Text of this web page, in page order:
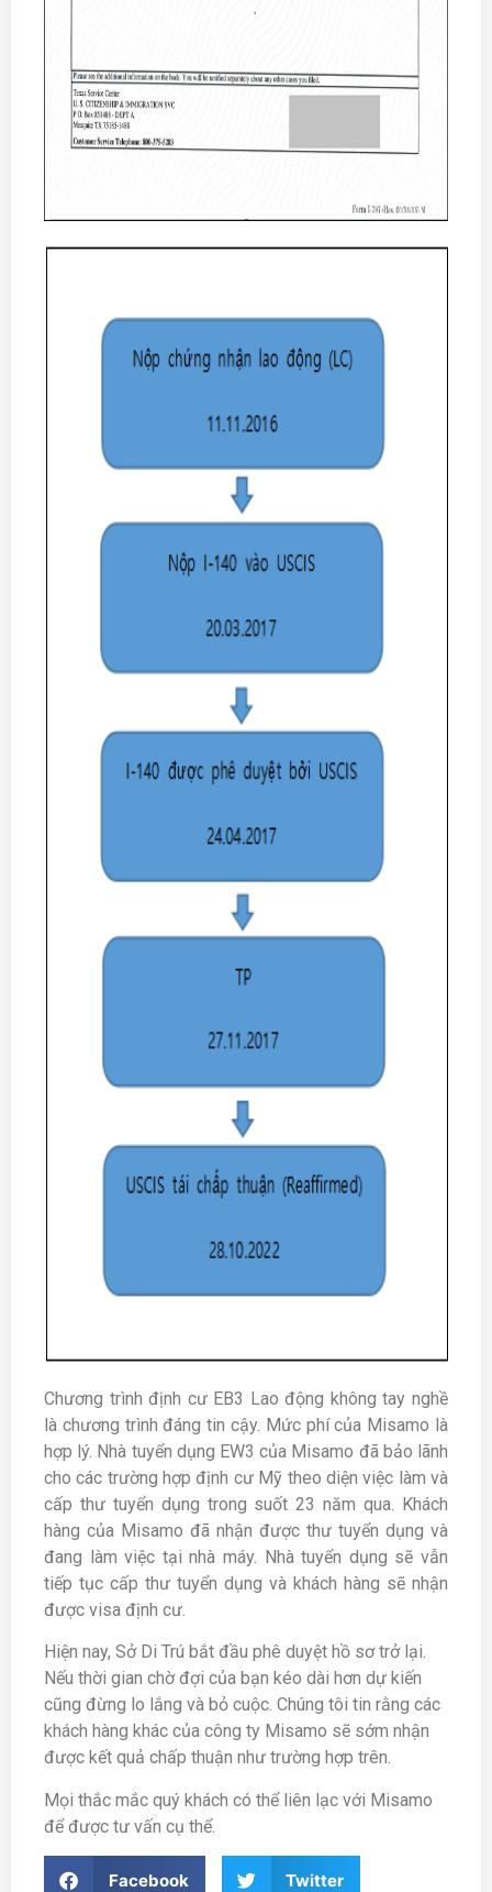
Chương trình định cư EB3 Lao động không tay nghề
là chương trình đáng tin cậy. Mức phí của Misamo là
hợp lý. Nhà tuyển dụng EW3 của Misamo đã bảo lãnh
cho các trường hợp định cư Mỹ theo diện việc làm và
cấp thư tuyển dụng trong suốt 23 năm qua. Khách
hàng của Misamo đã nhận được thư tuyển dụng và
đang làm việc tại nhà máy. Nhà tuyển dụng sẽ vẫn
tiếp tục cấp thư tuyển dụng và khách hàng sẽ nhận
được visa định cư.
Hiện nay, Sở Di Trú bắt đầu phê duyệt hồ sơ trở lại.
Nếu thời gian chờ đợi của bạn kéo dài hơn dự kiến
cũng đừng lo lắng và bỏ cuộc. Chúng tôi tin rằng các
khách hàng khác của công ty Misamo sẽ sớm nhận
được kết quả chấp thuận như trường hợp trên.
Mọi thắc mắc quý khách có thể liên lạc với Misamo
để được tư vấn cụ thể.
Facebook Twitter